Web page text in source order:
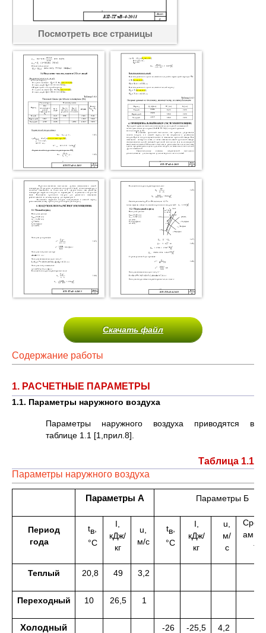
Посмотреть все страницы
Скачать файл
Содержание работы
1. РАСЧЕТНЫЕ ПАРАМЕТРЫ
1.1. Параметры наружного воздуха
Параметры наружного воздуха приводятся в
таблице 1.1 [1,прил.8].
Таблица 1.1
Параметры наружного воздуха
Параметры А Параметры Б
Период
года
tв
°С
I,
кДж/
кг
u,
м/с
tв,
°С
I,
кДж/
кг
u,
м/
с
t
Теплый 20,8 49 3,2
Переходный 10 26,5 1
Холодный -26 -25,5 4,2